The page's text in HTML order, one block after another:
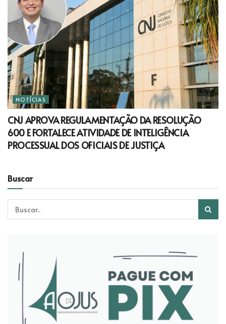
NOTÍCIAS
CNJ APROVA REGULAMENTAÇÃO DA RESOLUÇÃO
600 E FORTALECE ATIVIDADE DE INTELIGÊNCIA
PROCESSUAL DOS OFICIAIS DE JUSTIÇA
Buscar